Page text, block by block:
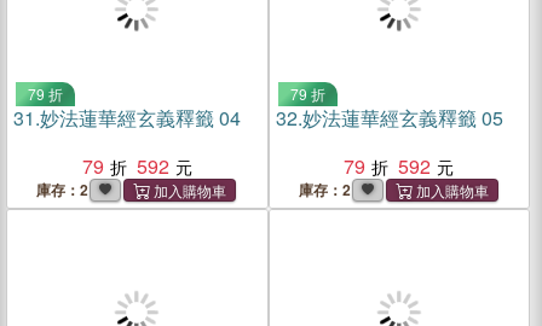
79 折
31.妙法蓮華經玄義釋籤 04
79
592
庫存：2
79 折
32.妙法蓮華經玄義釋籤 05
79
592
庫存：2